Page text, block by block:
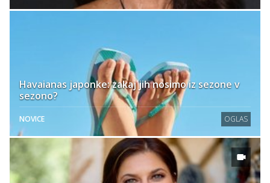
Havaianas japonke: zakaj jih nosimo iz sezone v
sezono?
NOVICE OGLAS